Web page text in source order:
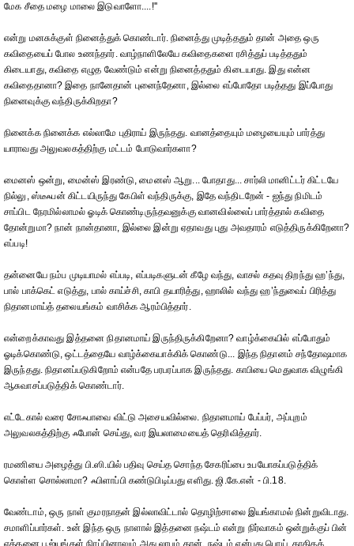
மேக சீதை மழை மாலை இடுவாளோ....!''
என்று மனசுக்குள் நினைத்துக் கொண்டார். நினைத்து முடித்ததும் தான் அதை ஒரு
கவிதையைப் போல உணந்தார். வாழ்நாளிலேயே கவிதைகளை ரசித்துப் படித்ததும்
கிடையாது, கவிதை எழுத வேண்டும் என்று நினைத்ததும் கிடையாது. இது என்ன
கவிதைதானா? இதை நானேதான் புனைந்தேனா, இல்லை எப்போதோ படித்தது இப்போது
நினைவுக்கு வந்திருக்கிறதா?
நினைக்க நினைக்க எல்லாமே புதிராய் இருந்தது. வானத்தையும் மழையையும் பார்த்து
யாராவது அலுவலகத்திற்கு மட்டம் போடுவார்களா?
மைனஸ் ஒன்று, மைன்ஸ் இரண்டு, மைனஸ் ஆறு... போதாது... சார்லி மானிட்டர் கிட்டயே
நில்லு, ஸ்டீஃபன் கிட்டயிருந்து கேபிள் வந்திருக்கு, இதே வந்திடறேன் - ஐந்து நிமிடம்
சாப்பிட நேரமில்லாமல் ஓடிக் கொண்டிருந்தவனுக்கு வானவில்லைப் பார்த்தால் கவிதை
தோன்றுமா? நான் நான்தானா, இல்லை இன்று ஏதாவது புது அவதாரம் எடுத்திருக்கிறேனா?
எப்படி!
தன்னையே நம்ப முடியாமல் எப்படி, எப்படிகளுடன் கீழே வந்து, வாசல் கதவு திறந்து ஹ’ந்து,
பால் பாக்கெட் எடுத்து, பால் காய்ச்சி, காபி தயாரித்து, ஹாலில் வந்து ஹ’ந்துவைப் பிரித்து
நிதானமாய்த் தலையங்கம் வாசிக்க ஆரம்பித்தார்.
என்றைக்காவது இத்தனை நிதானமாய் இருந்திருக்கிறேனா? வாழ்க்கையில் எப்போதும்
ஓடிக்கொண்டு, ஒட்டத்தையே வாழ்க்கையாக்கிக் கொண்டு... இந்த நிதானம் சந்தோஷமாக
இருந்தது. நிதானப்படுகிறோம் என்பதே பரபரப்பாக இருந்தது. காபியை மெதுவாக விழுங்கி
ஆசுவாசப்படுத்திக் கொண்டார்.
எட்டேகால் வரை சோஃபாவை விட்டு அசையவில்லை. நிதானமாய் பேப்பர், அப்புறம்
அலுவலகத்திற்கு ஃபோன் செய்து, வர இயலாமையைத் தெரிவித்தார்.
ரமணியை அழைத்து பி.ஸி.யில் பதிவு செய்த சொந்த சேகரிப்பை உபயோகப்படுத்திக்
கொள்ள சொல்லாமா? ஃபிளாப்பி கண்டுபிடிப்பது எளிது. ஜி.கே.என் - பி.18.
வேண்டாம், ஒரு நாள் குமரநாதன் இல்லாவிட்டால் தொழிற்சாலை இயங்காமல் நின்றுவிடாது.
சமாளிப்பார்கள். உன் இந்த ஒரு நாளால் இத்தனை நஷ்டம் என்று நிர்வாகம் ஒன்றுக்குப் பின்
எத்தனை பூஜ்யங்கள் நிரப்பினாலும் அது லாபம் தான். நஷ்டம் என்பது பொய். காகிதக்